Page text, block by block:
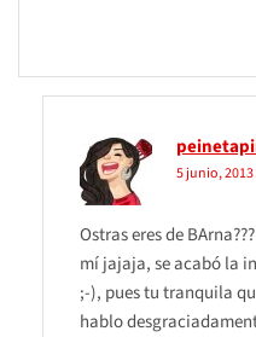
5 junio, 2013
Ostras eres de
mí jajaja, se acabó la
;-), pues tu tranquila
hablo